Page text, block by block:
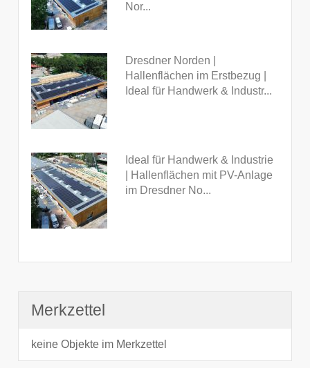
Nor...
Dresdner Norden |
Hallenflächen im Erstbezug |
Ideal für Handwerk & Industr...
Ideal für Handwerk & Industrie
| Hallenflächen mit PV-Anlage
im Dresdner No...
Merkzettel
keine Objekte im Merkzettel